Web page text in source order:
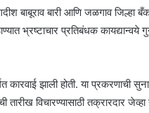
बाबूराव बारी आणि जळगाव जिल्हा
भ्रष्टाचार प्रतिबंधक
कारवाई झाली होती. या
विचारण्यासाठी तक्रारदार